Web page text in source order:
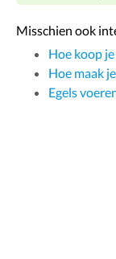
Misschien ook
Hoe koop
Hoe maak
Egels